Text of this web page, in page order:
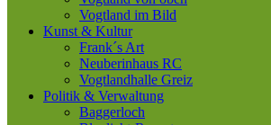
Vogtland im Bild
Kunst & Kultur
Frank´s Art
Neuberinhaus RC
Vogtlandhalle Greiz
Politik & Verwaltung
Baggerloch